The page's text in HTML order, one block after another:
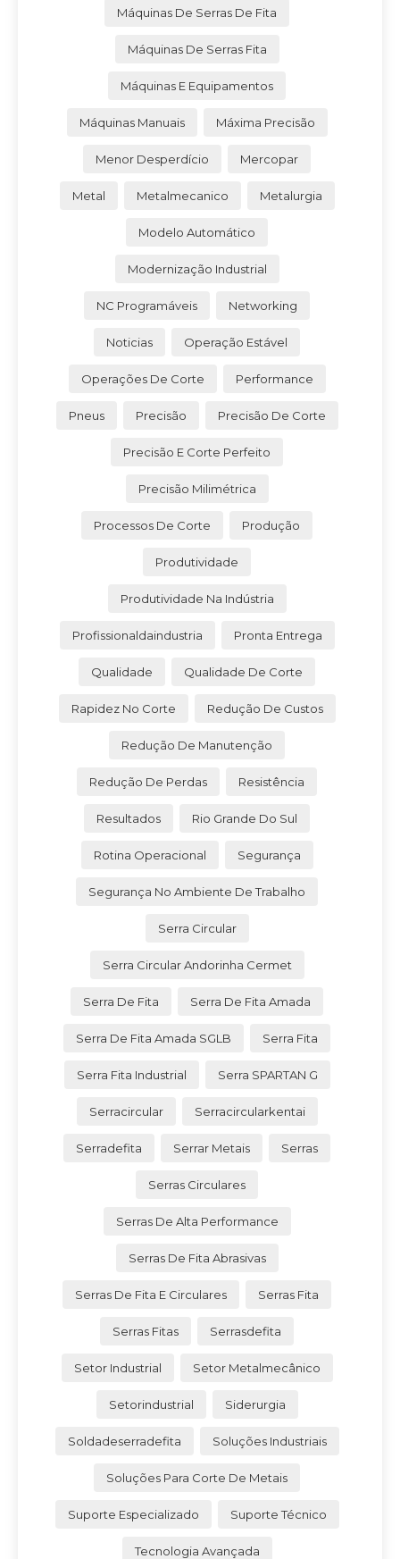
Máquinas De Serras De Fita
Máquinas De Serras Fita
Máquinas E Equipamentos
Máquinas Manuais Máxima Precisão
Menor Desperdício Mercopar
Metal Metalmecanico Metalurgia
Modelo Automático
Modernização Industrial
NC Programáveis Networking
Noticias Operação Estável
Operações De Corte Performance
Pneus Precisão Precisão De Corte
Precisão E Corte Perfeito
Precisão Milimétrica
Processos De Corte Produção
Produtividade
Produtividade Na Indústria
Profissionaldaindustria Pronta Entrega
Qualidade Qualidade De Corte
Rapidez No Corte Redução De Custos
Redução De Manutenção
Redução De Perdas Resistência
Resultados Rio Grande Do Sul
Rotina Operacional Segurança
Segurança No Ambiente De Trabalho
Serra Circular
Serra Circular Andorinha Cermet
Serra De Fita Serra De Fita Amada
Serra De Fita Amada SGLB Serra Fita
Serra Fita Industrial Serra SPARTAN G
Serracircular Serracircularkentai
Serradefita Serrar Metais Serras
Serras Circulares
Serras De Alta Performance
Serras De Fita Abrasivas
Serras De Fita E Circulares Serras Fita
Serras Fitas Serrasdefita
Setor Industrial Setor Metalmecânico
Setorindustrial Siderurgia
Soldadeserradefita Soluções Industriais
Soluções Para Corte De Metais
Suporte Especializado Suporte Técnico
Tecnologia Avançada